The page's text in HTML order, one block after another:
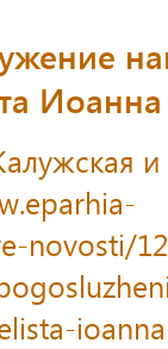
novosti/